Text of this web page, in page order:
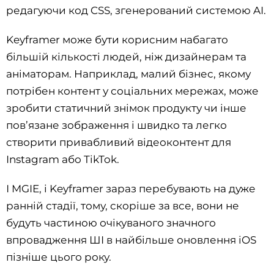
редагуючи код CSS, згенерований системою AI.
Keyframer може бути корисним набагато
більшій кількості людей, ніж дизайнерам та
аніматорам. Наприклад, малий бізнес, якому
потрібен контент у соціальних мережах, може
зробити статичний знімок продукту чи інше
пов’язане зображення і швидко та легко
створити привабливий відеоконтент для
Instagram або TikTok.
І MGIE, і Keyframer зараз перебувають на дуже
ранній стадії, тому, скоріше за все, вони не
будуть частиною очікуваного значного
впровадження ШІ в найбільше оновлення iOS
пізніше цього року.